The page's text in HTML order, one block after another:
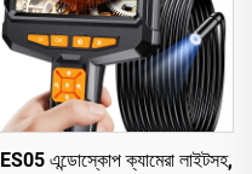
ES05 এন্ডোস্কোপ ক্যামেরা লাইটসহ,